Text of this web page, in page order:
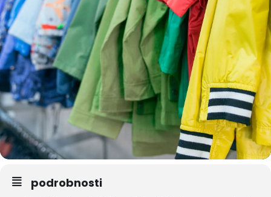
podrobnosti